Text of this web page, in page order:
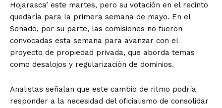
Hojarasca’ este martes, pero su votación en el recinto
quedaría para la primera semana de mayo. En el
Senado, por su parte, las comisiones no fueron
convocadas esta semana para avanzar con el
proyecto de propiedad privada, que aborda temas
como desalojos y regularización de dominios.
Analistas señalan que este cambio de ritmo podría
responder a la necesidad del oficialismo de consolidar